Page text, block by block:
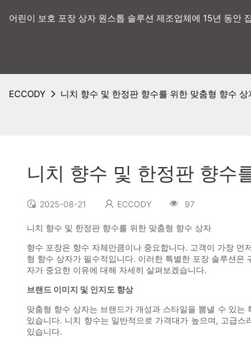
어린이 보호 포장 상자 원스톱 솔루션 제조업체에 15년 동안
ECCODY 니치 향수 및 한정판 향수를 위한 맞춤형 향수 상
니치 향수 및 한정판 향수
2025-08-21 ECCODY 97
니치 향수 및 한정판 향수를 위한 맞춤형 향수 상자
향수 포장은 향수 자체만큼이나 중요합니다. 고객이 가장
형 향수 상자가 필수적입니다. 이러한 특별한 포장 솔루션
자가 중요한 이유에 대해 자세히 살펴보겠습니다.
브랜드 이미지 및 인지도 향상
맞춤형 향수 상자는 브랜드가 개성과 스타일을 뽐낼 수 있
있습니다. 니치 향수는 일반적으로 가격대가 높으며, 고급
있습니다.